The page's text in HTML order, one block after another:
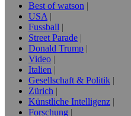
Best of watson
USA
Fussball
Street Parade
Donald Trump
Video
Italien
Gesellschaft & Politik
Zürich
Künstliche Intelligenz
Forschung